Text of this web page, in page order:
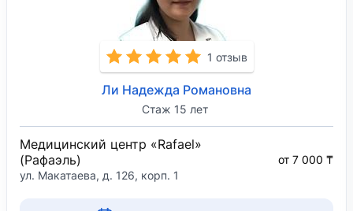
1 отзыв
Ли Надежда Романовна
Стаж 15 лет
Медицинский центр «Rafael»
(Рафаэль)
ул. Макатаева, д. 126, корп. 1
от 7 000 ₸